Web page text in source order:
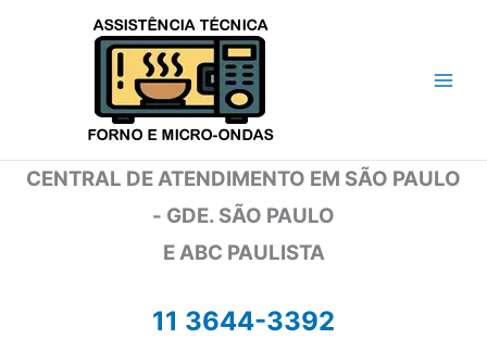
CENTRAL DE ATENDIMENTO EM SÃO PAULO
- GDE. SÃO PAULO
E ABC PAULISTA
11 3644-3392